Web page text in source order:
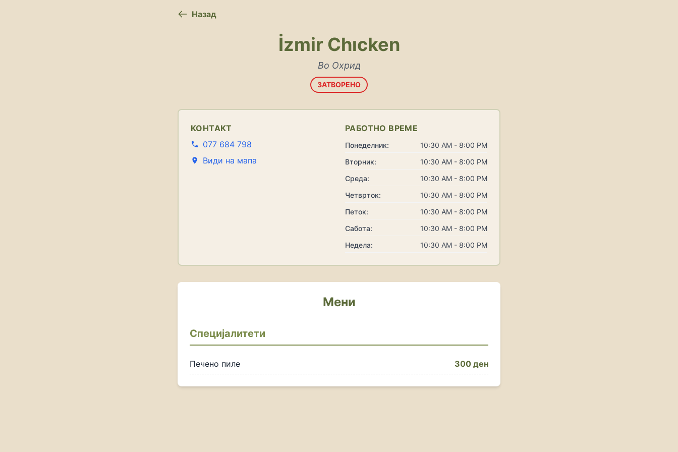
Назад
İzmir Chıcken
Во Охрид
ЗАТВОРЕНО
КОНТАКТ
077 684 798
Види на мапа
РАБОТНО ВРЕМЕ
Понеделник:
10:30 AM - 8:00 PM
Вторник:
10:30 AM - 8:00 PM
Среда:
10:30 AM - 8:00 PM
Четврток:
10:30 AM - 8:00 PM
Петок:
10:30 AM - 8:00 PM
Сабота:
10:30 AM - 8:00 PM
Недела:
10:30 AM - 8:00 PM
Мени
Специјалитети
Печено пиле 300 ден